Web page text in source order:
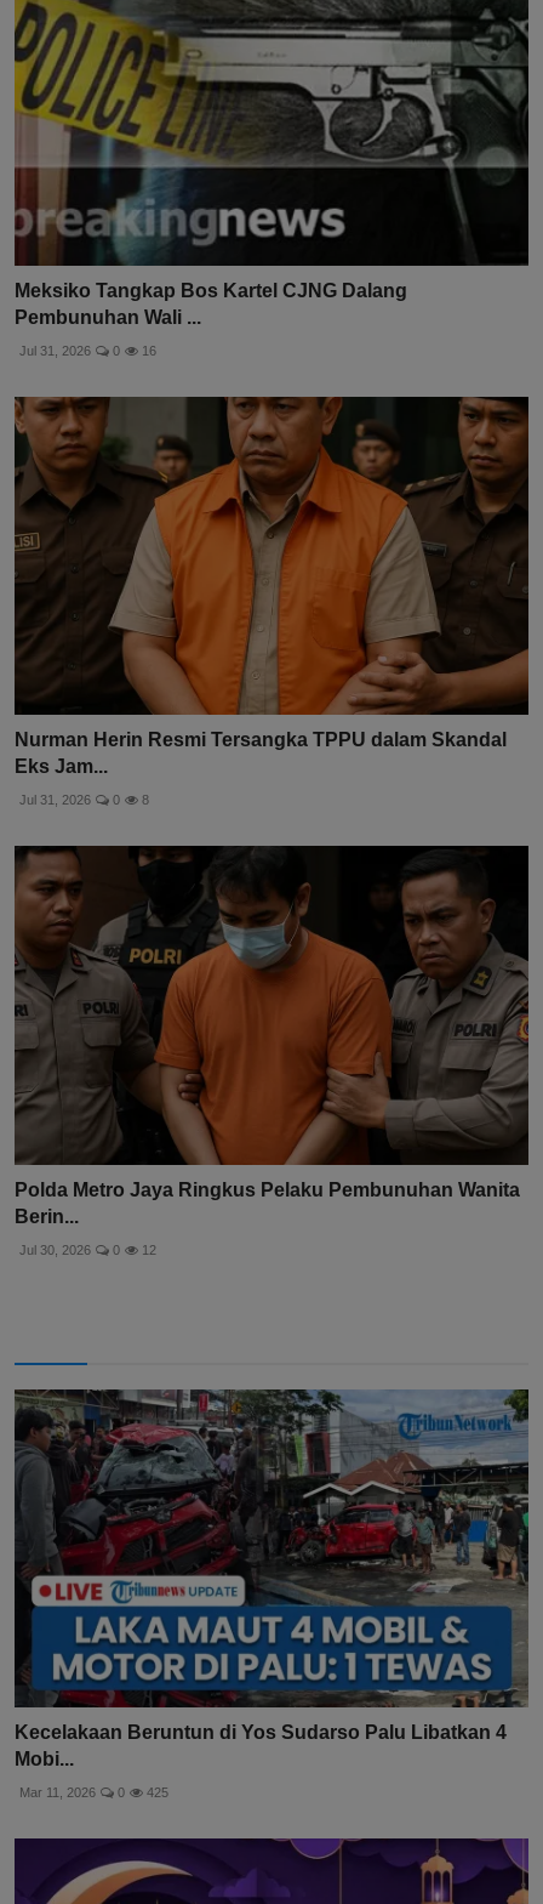
Meksiko Tangkap Bos Kartel CJNG Dalang
Pembunuhan Wali ...
Jul 31, 2026 0 16
Nurman Herin Resmi Tersangka TPPU dalam Skandal
Eks Jam...
Jul 31, 2026 0 8
Polda Metro Jaya Ringkus Pelaku Pembunuhan Wanita
Berin...
Jul 30, 2026 0 12
Kecelakaan Beruntun di Yos Sudarso Palu Libatkan 4
Mobi...
Mar 11, 2026 0 425